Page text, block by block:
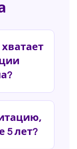
5 лет?